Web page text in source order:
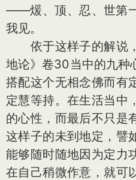
——煖、顶、忍、世第
我见。
依于这样子的解说
地论》卷30当中的九种
搭配这个无相念佛而有
定慧等持。在生活当中
的心性，而最后不只是
这样子的未到地定，譬
能够随时随地因为定力
在自己稍微作意，就可